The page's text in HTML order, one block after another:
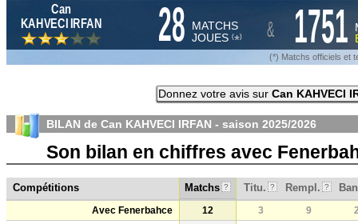
Can
KAHVECI IRFAN
28 MATCHS
JOUES (*) & 1751
(*) Matchs officiels et
Donnez votre avis sur Can KAHVECI
BILAN de Can KAHVECI IRFAN - saison 2025/2026
Son bilan en chiffres avec
Compétitions Matchs ? Titu. ? Rempl. ?
Avec Fenerbahce 12 3 9